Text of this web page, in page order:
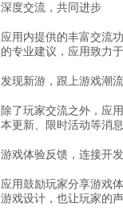
深度交流，共同进步
应用内提供的丰富交流
的专业建议，应用致力
发现新游，跟上游戏潮流
除了玩家交流之外，应
本更新、限时活动等消
游戏体验反馈，连接开
应用鼓励玩家分享游戏
游戏设计，也让玩家的